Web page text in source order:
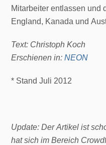
Mitarbeiter entlassen und
England, Kanada und
Text: Christoph Koch
Erschienen in:NEON
* Stand Juli 2012
Update: Der Artikel ist
hat sich im Bereich